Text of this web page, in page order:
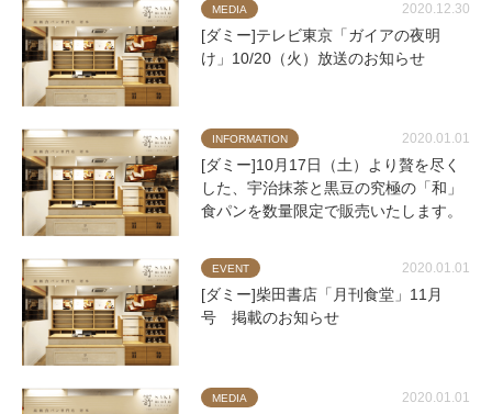
MEDIA 2020.12.30
[ダミー]テレビ東京「ガイアの夜明
け」10/20（火）放送のお知らせ
INFORMATION 2020.01.01
[ダミー]10月17日（土）より贅を尽く
した、宇治抹茶と黒豆の究極の「和」
食パンを数量限定で販売いたします。
EVENT 2020.01.01
[ダミー]柴田書店「月刊食堂」11月
号 掲載のお知らせ
MEDIA 2020.01.01